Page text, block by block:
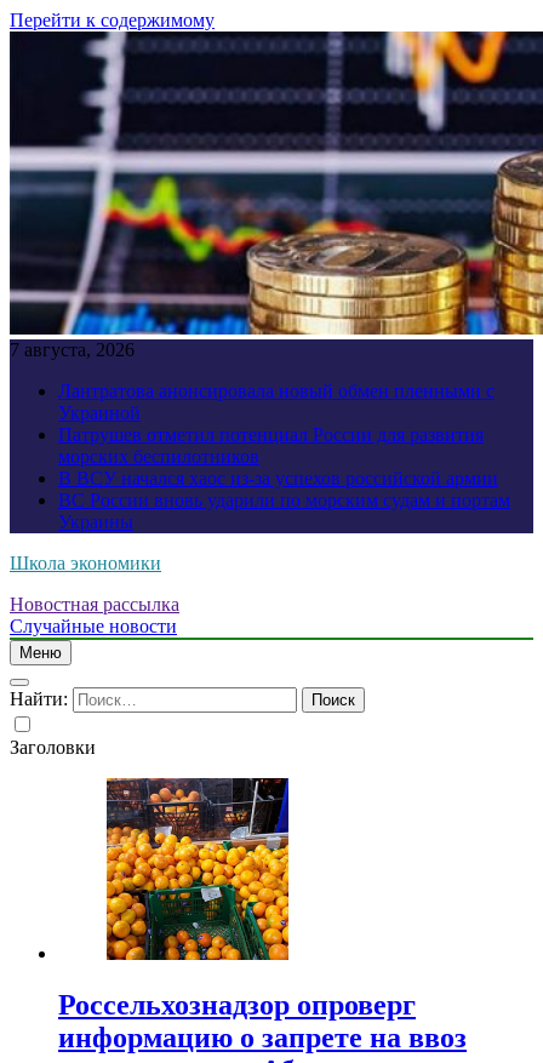
Перейти к содержимому
7 августа, 2026
Лантратова анонсировала новый обмен пленными с
Украиной
Патрушев отметил потенциал России для развития
морских беспилотников
В ВСУ начался хаос из-за успехов российской армии
ВС России вновь ударили по морским судам и портам
Украины
Школа экономики
Новостная рассылка
Случайные новости
Меню
Найти:
Заголовки
Россельхознадзор опроверг
информацию о запрете на ввоз